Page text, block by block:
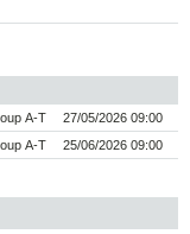
A-T
27/05/2026 09:00
A-T 25/06/2026 09:00